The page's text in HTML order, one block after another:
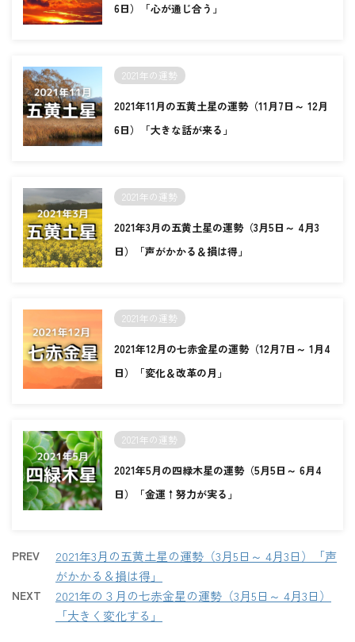
6日）「心が通じ合う」
2021年の運勢
2021年11月の五黄土星の運勢（11月7日～ 12月
6日）「大きな話が来る」
2021年の運勢
2021年3月の五黄土星の運勢（3月5日～ 4月3
日）「声がかかる＆損は得」
2021年の運勢
2021年12月の七赤金星の運勢（12月7日～ 1月4
日）「変化＆改革の月」
2021年の運勢
2021年5月の四緑木星の運勢（5月5日～ 6月4
日）「金運↑努力が実る」
PREV
2021年3月の五黄土星の運勢（3月5日～ 4月3日）「声
がかかる＆損は得」
NEXT
2021年の３月の七赤金星の運勢（3月5日～ 4月3日）
「大きく変化する」